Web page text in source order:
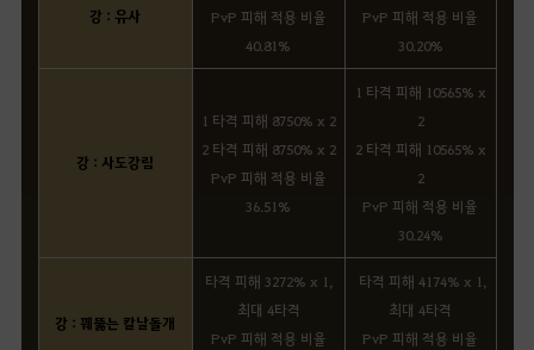
강 : 유사
PvP 피해 적용 비율
40.81%
PvP 피해 적용 비율
30.20%
강 : 사도강림
1 타격 피해 8750% x 2
2 타격 피해 8750% x 2
PvP 피해 적용 비율
36.51%
1 타격 피해 10565% x
2
2 타격 피해 10565% x
2
PvP 피해 적용 비율
30.24%
강 : 꿰뚫는 칼날돌개
타격 피해 3272% x 1,
최대 4타격
PvP 피해 적용 비율
타격 피해 4174% x 1,
최대 4타격
PvP 피해 적용 비율